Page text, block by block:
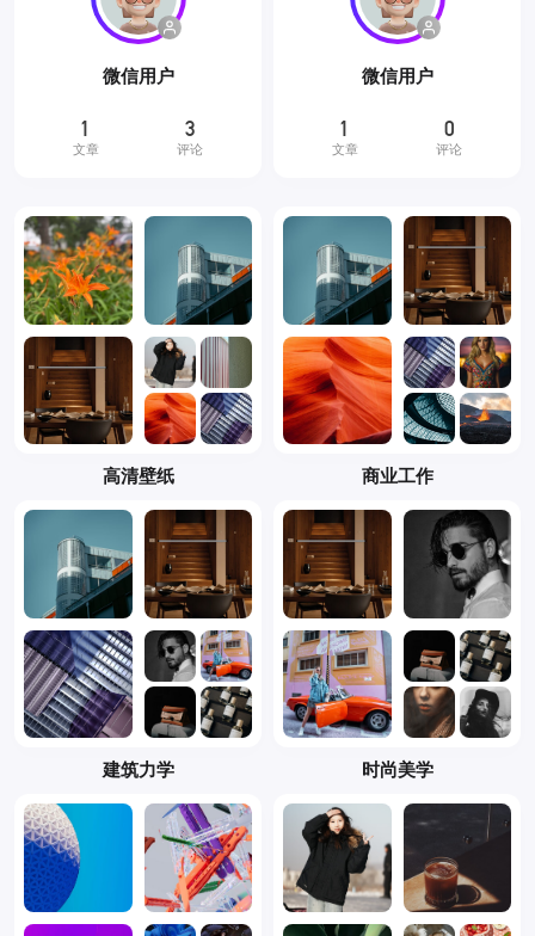
微信用户
1
文章
3
评论
微信用户
1
文章
0
评论
高清壁纸 商业工作
建筑力学 时尚美学